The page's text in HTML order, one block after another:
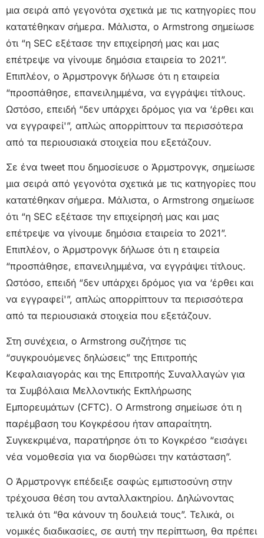
μια σειρά από γεγονότα σχετικά με τις κατηγορίες που
κατατέθηκαν σήμερα. Μάλιστα, ο Armstrong σημείωσε
ότι “η SEC εξέτασε την επιχείρησή μας και μας
επέτρεψε να γίνουμε δημόσια εταιρεία το 2021”.
Επιπλέον, ο Άρμστρονγκ δήλωσε ότι η εταιρεία
“προσπάθησε, επανειλημμένα, να εγγράψει τίτλους.
Ωστόσο, επειδή “δεν υπάρχει δρόμος για να ‘έρθει και
να εγγραφεί'”, απλώς απορρίπτουν τα περισσότερα
από τα περιουσιακά στοιχεία που εξετάζουν.
Σε ένα tweet που δημοσίευσε ο Άρμστρονγκ, σημείωσε
μια σειρά από γεγονότα σχετικά με τις κατηγορίες που
κατατέθηκαν σήμερα. Μάλιστα, ο Armstrong σημείωσε
ότι “η SEC εξέτασε την επιχείρησή μας και μας
επέτρεψε να γίνουμε δημόσια εταιρεία το 2021”.
Επιπλέον, ο Άρμστρονγκ δήλωσε ότι η εταιρεία
“προσπάθησε, επανειλημμένα, να εγγράψει τίτλους.
Ωστόσο, επειδή “δεν υπάρχει δρόμος για να ‘έρθει και
να εγγραφεί'”, απλώς απορρίπτουν τα περισσότερα
από τα περιουσιακά στοιχεία που εξετάζουν.
Στη συνέχεια, ο Armstrong συζήτησε τις
“συγκρουόμενες δηλώσεις” της Επιτροπής
Κεφαλαιαγοράς και της Επιτροπής Συναλλαγών για
τα Συμβόλαια Μελλοντικής Εκπλήρωσης
Εμπορευμάτων (CFTC). Ο Armstrong σημείωσε ότι η
παρέμβαση του Κογκρέσου ήταν απαραίτητη.
Συγκεκριμένα, παρατήρησε ότι το Κογκρέσο “εισάγει
νέα νομοθεσία για να διορθώσει την κατάσταση”.
Ο Άρμστρονγκ επέδειξε σαφώς εμπιστοσύνη στην
τρέχουσα θέση του ανταλλακτηρίου. Δηλώνοντας
τελικά ότι “θα κάνουν τη δουλειά τους”. Τελικά, οι
νομικές διαδικασίες, σε αυτή την περίπτωση, θα πρέπει